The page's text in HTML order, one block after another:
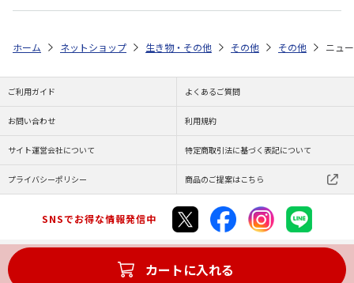
カートに入れる
ホーム ネットショップ 生き物・その他 その他 その他 ニュ
ご利用ガイド よくあるご質問
お問い合わせ 利用規約
サイト運営会社について 特定商取引法に基づく表記について
プライバシーポリシー 商品のご提案はこちら
SNSでお得な情報発信中